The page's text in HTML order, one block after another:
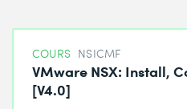
COURS NSICMF
VMware NSX: Install,
[V4.0]